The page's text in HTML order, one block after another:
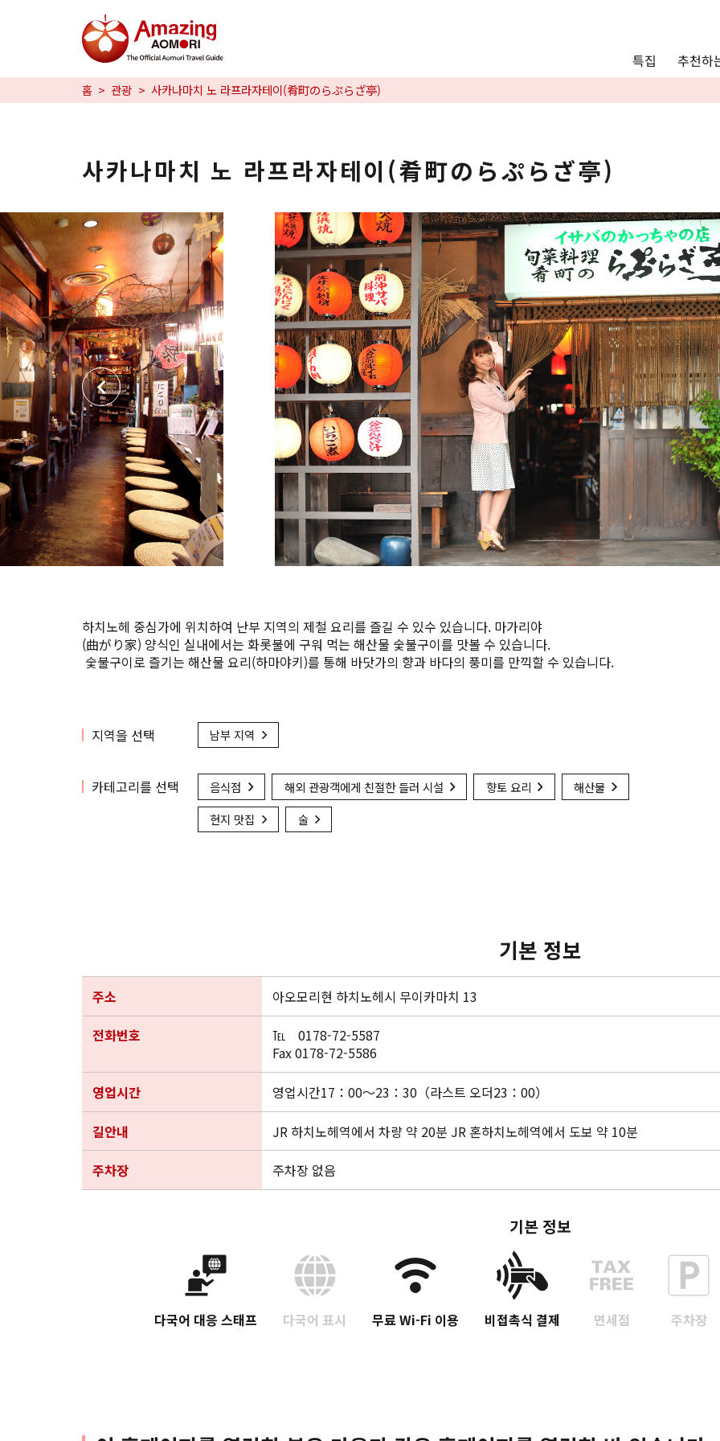
특집
추천하는 모델 코스
즐길 거리
관광
繁体中文
简体中文
사진 갤러리
홈 관광 사카나마치 노 라프라자테이(肴町のらぷらざ亭)
사카나마치 노 라프라자테이(肴町のらぷらざ亭)
하치노헤 중심가에 위치하여 난부 지역의 제철 요리를 즐길 수 있수 있습니다. 마가리야
(曲がり家) 양식인 실내에서는 화롯불에 구워 먹는 해산물 숯불구이를 맛볼 수 있습니다.
숯불구이로 즐기는 해산물 요리(하마야키)를 통해 바닷가의 향과 바다의 풍미를 만끽할 수 있습니다.
지역을 선택 남부 지역
카테고리를 선택 음식점 해외 관광객에게 친절한 들러 시설 향토 요리
해산물
현지 맛집
술
기본 정보
주소 아오모리현 하치노헤시 무이카마치 13
전화번호
℡ 0178-72-5587
Fax 0178-72-5586
영업시간 영업시간17：00～23：30（라스트 오더23：00）
길안내 JR 하치노헤역에서 차량 약 20분 JR 혼하치노헤역에서 도보 약 10분
주차장 주차장 없음
기본 정보
다국어 대응 스태프 다국어 표시 무료 Wi-Fi 이용 비접촉식 결제 면세점 주차장
Twitter에 공유
Facebook에 공유
링크 복사
특집 추천하